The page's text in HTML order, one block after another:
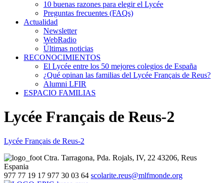
10 buenas razones para elegir el Lycée
Preguntas frecuentes (FAQs)
Actualidad
Newsletter
WebRadio
Últimas noticias
RECONOCIMIENTOS
El Lycée entre los 50 mejores colegios de España
¿Qué opinan las familias del Lycée Français de Reus?
Alumni LFIR
ESPACIO FAMILIAS
Lycée Français de Reus-2
Lycée Français de Reus-2
Ctra. Tarragona, Pda. Rojals, IV, 22 43206, Reus
Espania
977 77 19 17 977 30 03 64 scolarite.reus@mlfmonde.org